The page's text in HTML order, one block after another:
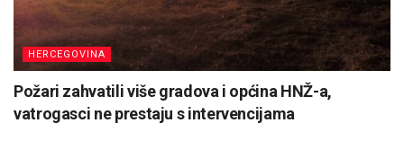
HERCEGOVINA
Požari zahvatili više gradova i općina HNŽ-a,
vatrogasci ne prestaju s intervencijama